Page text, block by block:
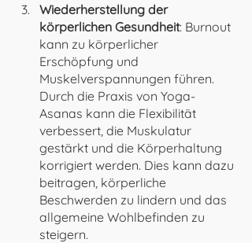
Wiederherstellung der
körperlichen Gesundheit: Burnout
kann zu körperlicher
Erschöpfung und
Muskelverspannungen führen.
Durch die Praxis von Yoga-
Asanas kann die Flexibilität
verbessert, die Muskulatur
gestärkt und die Körperhaltung
korrigiert werden. Dies kann dazu
beitragen, körperliche
Beschwerden zu lindern und das
allgemeine Wohlbefinden zu
steigern.